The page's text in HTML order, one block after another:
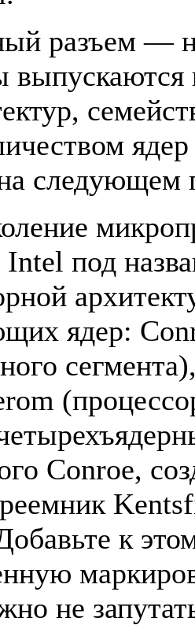
разъем —
выпускаются
следующем
под
ядер:
Conroe,
к
не